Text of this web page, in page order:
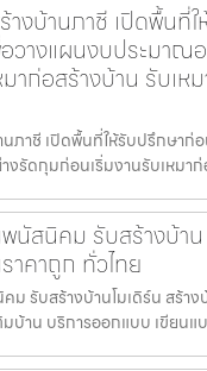
งบ้านภาชี เปิดพื้นที่
วางแผนงบประมาณ
าก่อสร้างบ้าน รับเห
ภาชี เปิดพื้นที่ให้รับปรึกษาก่
รัดกุมก่อนเริ่มงานรับเหมาก่
พนัสนิคม รับสร้างบ้า
าคาถูก ทั่วไทย
ม รับสร้างบ้านโมเดิร์น สร้าง
มบ้าน บริการออกแบบ เขียนแบ